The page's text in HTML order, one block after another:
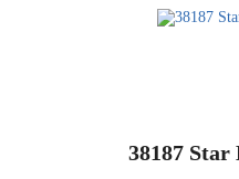
38187 Star